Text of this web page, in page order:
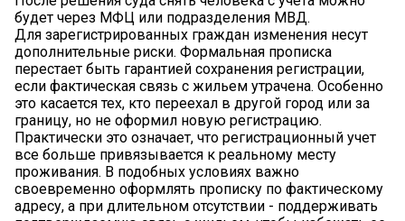
будет через МФЦ или подразделения МВД.
Для зарегистрированных граждан изменения несут
дополнительные риски. Формальная прописка
перестает быть гарантией сохранения регистрации,
если фактическая связь с жильем утрачена. Особенно
это касается тех, кто переехал в другой город или за
границу, но не оформил новую регистрацию.
Практически это означает, что регистрационный учет
все больше привязывается к реальному месту
проживания. В подобных условиях важно
своевременно оформлять прописку по фактическому
адресу, а при длительном отсутствии - поддерживать